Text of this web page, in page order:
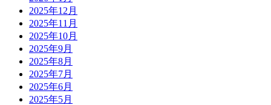
2025年12月
2025年11月
2025年10月
2025年9月
2025年8月
2025年7月
2025年6月
2025年5月